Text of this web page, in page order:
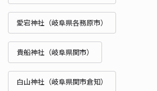
愛宕神社（岐阜県各務原市）
貴船神社（岐阜県関市）
白山神社（岐阜県関市倉知）